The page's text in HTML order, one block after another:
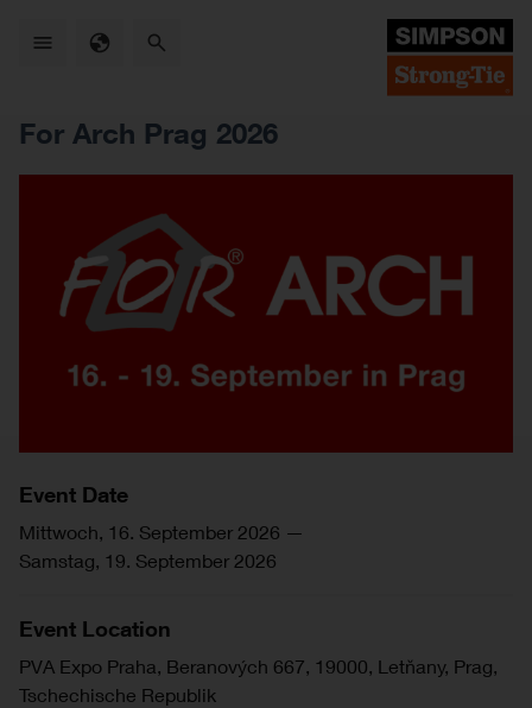
For Arch Prag 2026
Event Date
Mittwoch, 16. September 2026 —
Samstag, 19. September 2026
Event Location
PVA Expo Praha, Beranových 667, 19000, Letňany, Prag,
Tschechische Republik